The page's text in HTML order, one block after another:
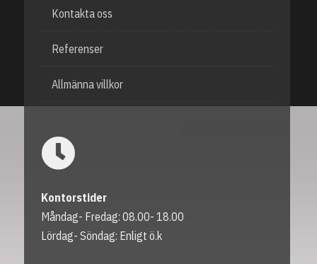
Kontakta oss
Referenser
Allmänna villkor
Kontorstider
Måndag- Fredag: 08.00- 18.00
Lördag- Söndag: Enligt ö.k